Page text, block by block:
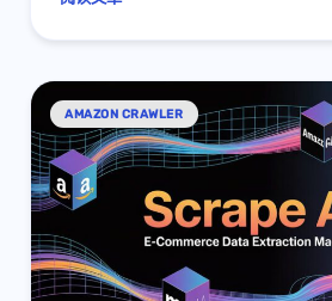
AMAZON CRAWLER